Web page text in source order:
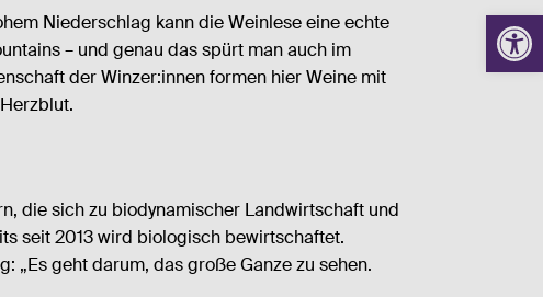
Niederschlag kann die Weinlese eine echte
– und genau das spürt man auch im
der Winzer:innen formen hier Weine mit
die sich zu biodynamischer Landwirtschaft und
seit 2013 wird biologisch bewirtschaftet.
„Es geht darum, das große Ganze zu sehen.